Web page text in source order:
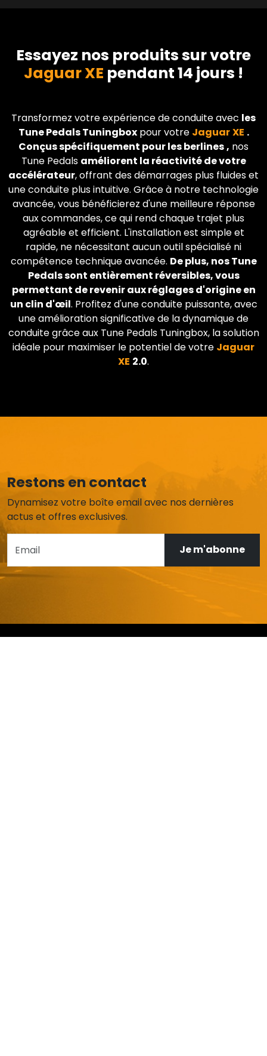
Essayez nos produits sur votre
Jaguar XE pendant 14 jours !
Transformez votre expérience de conduite avec les
Tune Pedals Tuningboxpour votre JaguarXE .
Conçus spécifiquement pour les berlines, nos
Tune Pedals améliorent la réactivité de votre
accélérateur, offrant des démarrages plus fluides et
une conduite plus intuitive. Grâce à notre technologie
avancée, vous bénéficierez d'une meilleure réponse
aux commandes, ce qui rend chaque trajet plus
agréable et efficient. L'installation est simple et
rapide, ne nécessitant aucun outil spécialisé ni
compétence technique avancée. De plus, nos Tune
Pedals sont entièrement réversibles, vous
permettant de revenir aux réglages d'origine en
un clin d'œil. Profitez d'une conduite puissante, avec
une amélioration significative de la dynamique de
conduite grâce aux Tune Pedals Tuningbox, la solution
idéale pour maximiser le potentiel de votre Jaguar
XE 2.0.
Restons en contact
Dynamisez votre boîte email avec nos dernières
actus et offres exclusives.
Je m'abonne